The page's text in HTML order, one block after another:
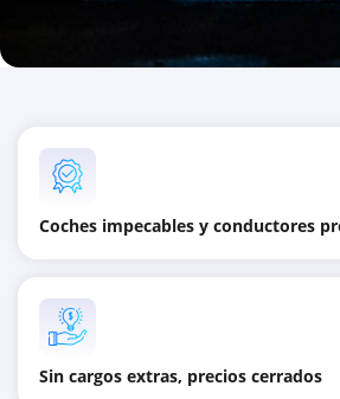
Coches impecables y conductores
Sin cargos extras, precios cerrados